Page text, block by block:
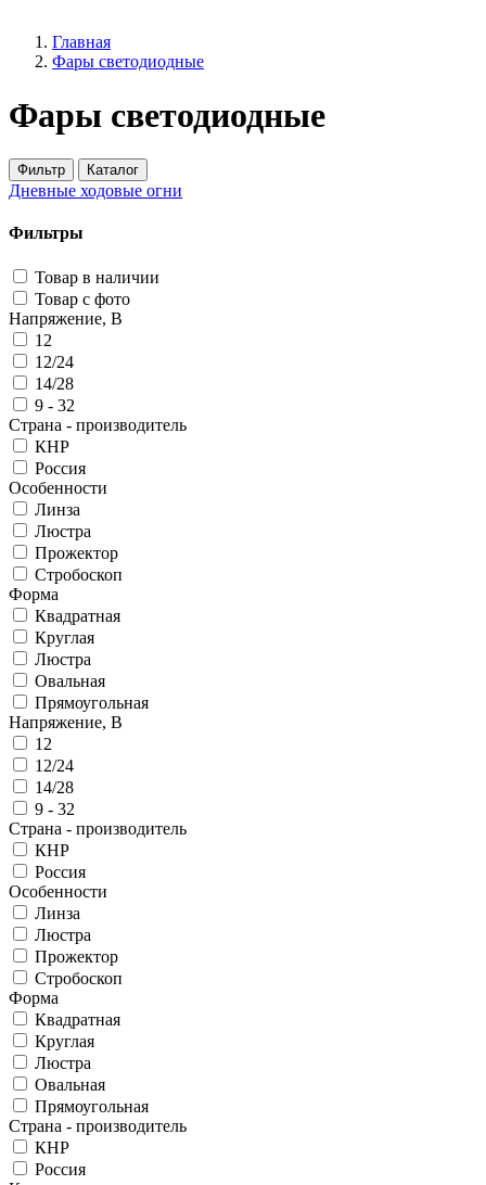
Главная
Фары светодиодные
Фары светодиодные
Фильтр Каталог
Дневные ходовые огни
Фильтры
Товар в наличии
Товар с фото
Напряжение, В
12
12/24
14/28
9 - 32
Страна - производитель
КНР
Россия
Особенности
Линза
Люстра
Прожектор
Стробоскоп
Форма
Квадратная
Круглая
Люстра
Овальная
Прямоугольная
Напряжение, В
12
12/24
14/28
9 - 32
Страна - производитель
КНР
Россия
Особенности
Линза
Люстра
Прожектор
Стробоскоп
Форма
Квадратная
Круглая
Люстра
Овальная
Прямоугольная
Страна - производитель
КНР
Россия